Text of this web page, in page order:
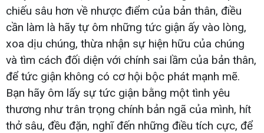
chiếu sâu hơn về nhược điểm của bản thân, điều
cần làm là hãy tự ôm những tức giận ấy vào lòng,
xoa dịu chúng, thừa nhận sự hiện hữu của chúng
và tìm cách đối diện với chính sai lầm của bản thân,
để tức giận không có cơ hội bộc phát mạnh mẽ.
Bạn hãy ôm lấy sự tức giận bằng một tình yêu
thương như trân trọng chính bản ngã của mình, hít
thở sâu, đều đặn, nghĩ đến những điều tích cực, để